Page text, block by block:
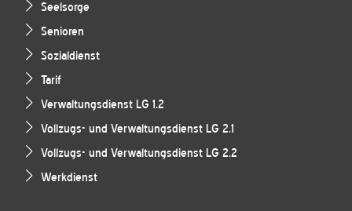
Seelsorge
Senioren
Sozialdienst
Tarif
Verwaltungsdienst LG 1.2
Vollzugs- und Verwaltungsdienst LG 2.1
Vollzugs- und Verwaltungsdienst LG 2.2
Werkdienst